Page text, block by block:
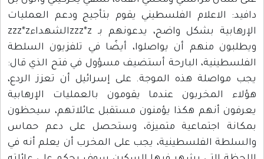
دافيد: الاعلام الفلسطيني يقوم بتأجيج ودعم العمليات
الإرهابية بشكل واضح، يدعونهم بـ zzz*zالشهداءzzz*z
ويطلبون منهم أن يواصلوا، أيضًا في تلفزيون السلطة
الفلسطينية، البارحة أستضيف مسؤول في فتح الذي قال:
يجب مواصلة هذه الموجة. على إسرائيل أن تعزز الردع،
هؤلاء المخربون عندما يقومون بالعمليات الإرهابية
يعرفون أنهم هكذا يؤمنون مستقبل عائلاتهم، سيحظون
بمكانة اجتماعية متميزة، وستحصل على دعم حماس
والسلطة الفلسطينية، يجب على المخرب أن يعلم أنه في